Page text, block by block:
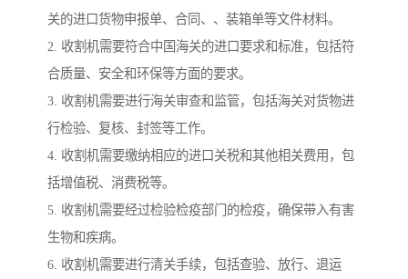
关的进口货物申报单、合同、、装箱单等文件材料。
2. 收割机需要符合中国海关的进口要求和标准，包括符
合质量、安全和环保等方面的要求。
3. 收割机需要进行海关审查和监管，包括海关对货物进
行检验、复核、封签等工作。
4. 收割机需要缴纳相应的进口关税和其他相关费用，包
括增值税、消费税等。
5. 收割机需要经过检验检疫部门的检疫，确保带入有害
生物和疾病。
6. 收割机需要进行清关手续，包括查验、放行、退运